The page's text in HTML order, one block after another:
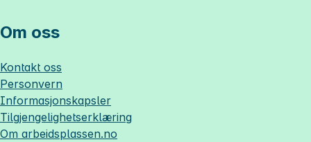
Om oss
Kontakt oss
Personvern
Informasjonskapsler
Tilgjengelighetserklæring
Om arbeidsplassen.no